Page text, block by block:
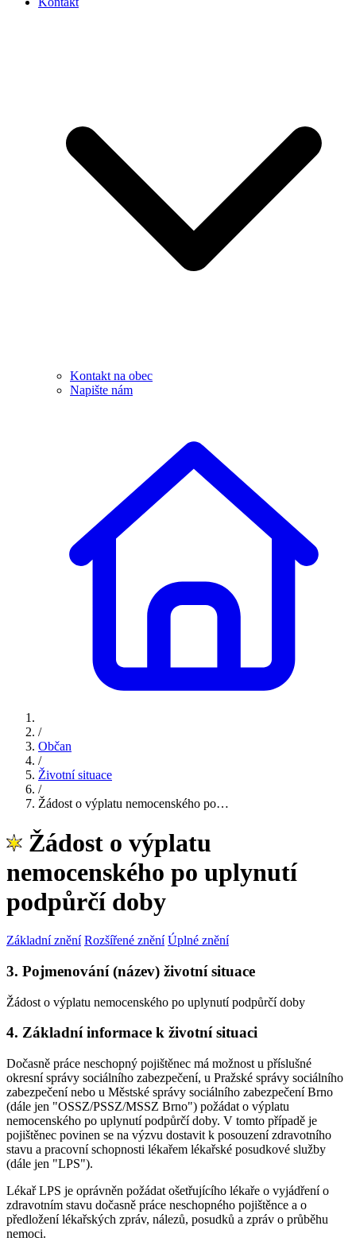
Kontakt na obec
Napište nám
/
Občan
/
Životní situace
/
Žádost o výplatu nemocenského po…
Žádost o výplatu
nemocenského po uplynutí
podpůrčí doby
Základní znění Rozšířené znění Úplné znění
3. Pojmenování (název) životní situace
Žádost o výplatu nemocenského po uplynutí podpůrčí doby
4. Základní informace k životní situaci
Dočasně práce neschopný pojištěnec má možnost u příslušné
okresní správy sociálního zabezpečení, u Pražské správy sociálního
zabezpečení nebo u Městské správy sociálního zabezpečení Brno
(dále jen "OSSZ/PSSZ/MSSZ Brno") požádat o výplatu
nemocenského po uplynutí podpůrčí doby. V tomto případě je
pojištěnec povinen se na výzvu dostavit k posouzení zdravotního
stavu a pracovní schopnosti lékařem lékařské posudkové služby
(dále jen "LPS").
Lékař LPS je oprávněn požádat ošetřujícího lékaře o vyjádření o
zdravotním stavu dočasně práce neschopného pojištěnce a o
předložení lékařských zpráv, nálezů, posudků a zpráv o průběhu
nemoci.